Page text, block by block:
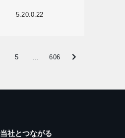
5.20.0.22
5 606
当社とつながる